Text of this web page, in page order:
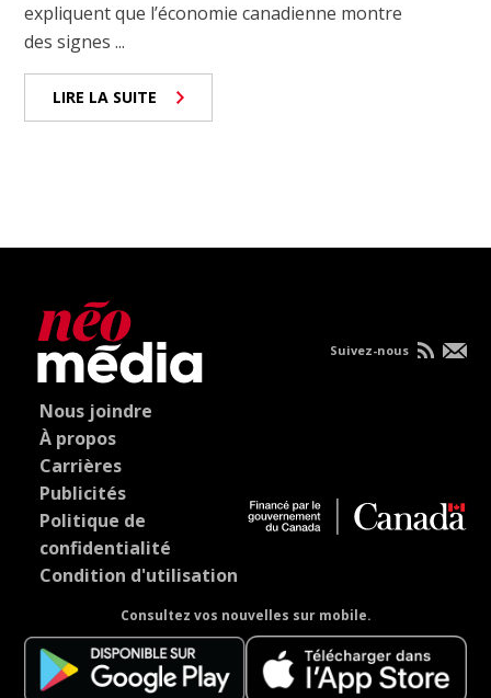
expliquent que l’économie canadienne montre
des signes ...
LIRE LA SUITE
Nous joindre
À propos
Carrières
Publicités
Politique de
confidentialité
Condition d'utilisation
Consultez vos nouvelles sur mobile.
Suivez-nous